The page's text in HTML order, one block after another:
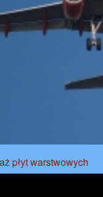
płyt warstwowych